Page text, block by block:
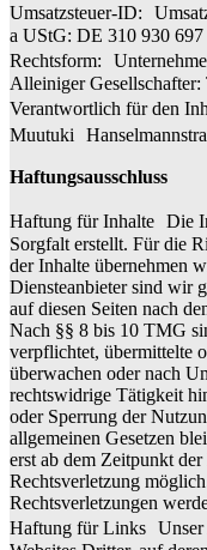
Umsatzsteuer-ID:
a UStG: DE 310 930 697
Rechtsform:
Alleiniger
Verantwortlich für den
Muutuki
Haftungsausschluss
Haftung für Inhalte Die
Sorgfalt erstellt. Für die
der Inhalte übernehmen
Diensteanbieter sind wir
auf diesen Seiten nach
Nach §§ 8 bis 10 TMG
verpflichtet, übermittelte
überwachen oder nach
rechtswidrige Tätigkeit
oder Sperrung der
allgemeinen Gesetzen
erst ab dem Zeitpunkt
Rechtsverletzung
Rechtsverletzungen
Haftung für Links Unser